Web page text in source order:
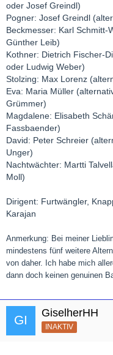
oder Josef Greindl)
Pogner: Josef Greindl
Beckmesser: Karl Schmitt-
Günther Leib)
Kothner: Dietrich Fischer-
oder Ludwig Weber)
Stolzing: Max Lorenz
Eva: Maria Müller
Grümmer)
Magdalene: Elisabeth
Fassbaender)
David: Peter Schreier
Unger)
Nachtwächter: Martti
Moll)
Dirigent: Furtwängler,
Karajan
Anmerkung: Bei meiner
mindestens fünf weitere
von daher. Ich habe mich
dann doch keinen genuinen
GiselherHH
INAKTIV